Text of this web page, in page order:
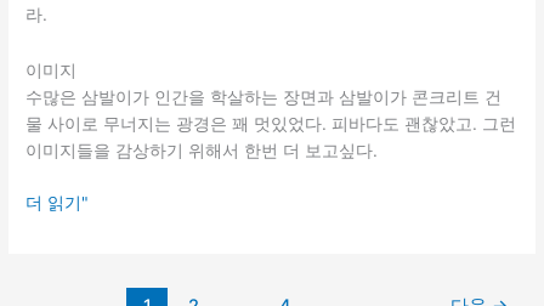
라.
이미지
수많은 삼발이가 인간을 학살하는 장면과 삼발이가 콘크리트 건
물 사이로 무너지는 광경은 꽤 멋있었다. 피바다도 괜찮았고. 그런
이미지들을 감상하기 위해서 한번 더 보고싶다.
우
더 읽기"